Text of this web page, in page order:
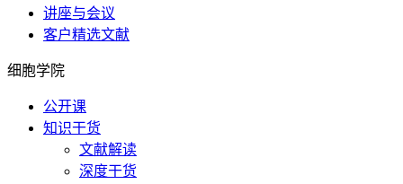
讲座与会议
客户精选文献
细胞学院
公开课
知识干货
文献解读
深度干货